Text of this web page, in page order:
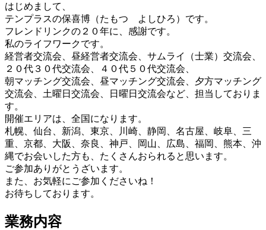
はじめまして、
テンプラスの保喜博（たもつ よしひろ）です。
フレンドリンクの２０年に、感謝です。
私のライフワークです。
経営者交流会、昼経営者交流会、サムライ（士業）交流会、
２０代３０代交流会、４０代５０代交流会、
朝マッチング交流会、昼マッチング交流会、夕方マッチング
交流会、土曜日交流会、日曜日交流会など、担当しておりま
す。
開催エリアは、全国になります。
札幌、仙台、新潟、東京、川崎、静岡、名古屋、岐阜、三
重、京都、大阪、奈良、神戸、岡山、広島、福岡、熊本、沖
縄でお会いした方も、たくさんおられると思います。
ご参加ありがとうざいます。
また、お気軽にご参加くださいね！
お待ちしております。
業務内容